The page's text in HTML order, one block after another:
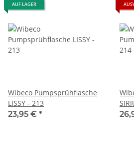
AUF LAGER
Wibeco Pumpsprühflasche
LISSY - 213
23,95 € *